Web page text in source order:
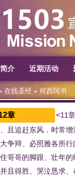
介 近期活动
在线圣经 » 何西阿书
章 <11章
且 追赶东风 ． 时常增
争辩 必照雅各所行
哥哥的脚跟 壮年的
并且 得胜 哭泣恳求